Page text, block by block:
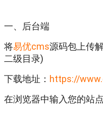
一、后台端
将易优cms源码包上传
二级目录)
下载地址： https://
在浏览器中输入您的站